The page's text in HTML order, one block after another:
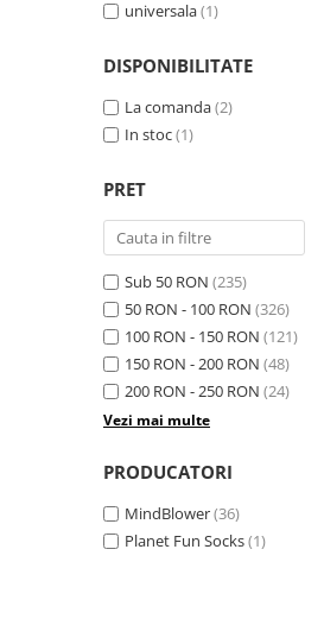
universala(1)
DISPONIBILITATE
La comanda(2)
In stoc(1)
PRET
Sub 50 RON (235)
50 RON - 100 RON (326)
100 RON - 150 RON (121)
150 RON - 200 RON (48)
200 RON - 250 RON (24)
Vezi mai multe
PRODUCATORI
MindBlower(36)
Planet Fun Socks(1)